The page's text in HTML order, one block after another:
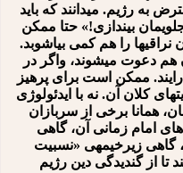
به رژیم. می⁯دانند که باید
بیندازی!» حتا ممکن
را هم کمی بیاشوبد.
هم دعوت می⁯شوند، واگر در
ممکن است برای پرهیز
کلان آن. نه با ایدئولوژی
همانا برخی از سربازان
امام زمانی آن، گاهی
گاهی زیرخیمه⁯ی «نسبیت
از گندیدگی دین رژیم